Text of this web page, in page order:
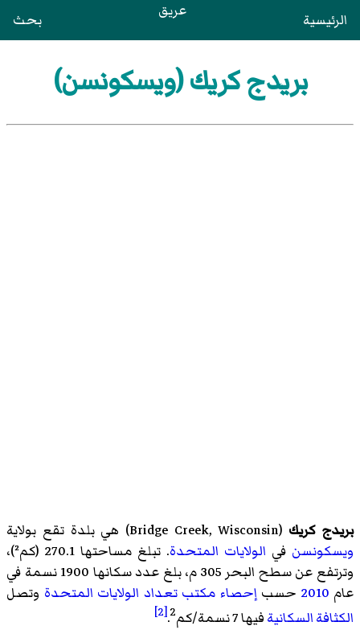
الرئيسية عريق بحث
بريدج كريك (ويسكونسن)
بريدج كريك (
Bridge Creek, Wisconsin)‏ هي بلدة تقع بولاية
ويسكونسن في الولايات المتحدة
. تبلغ مساحتها 270.1 (كم²)،
وترتفع عن سطح البحر 305 م، بلغ عدد سكانها 1900 نسمة في
عام 2010 حسبإحصاء مكتب تعداد الولايات المتحدة وتصل
الكثافة السكانيةفيها 7 نسمة/كم 2
.
[2]